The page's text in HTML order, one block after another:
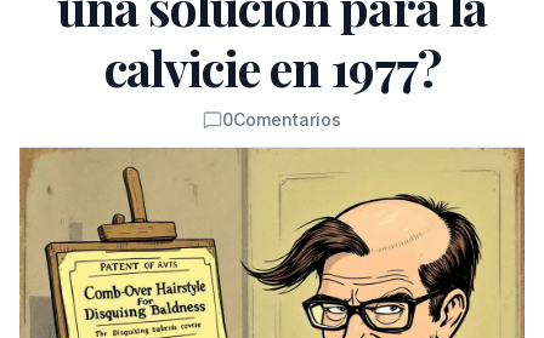
calvicie en 1977?
0Comentarios
Comentarios